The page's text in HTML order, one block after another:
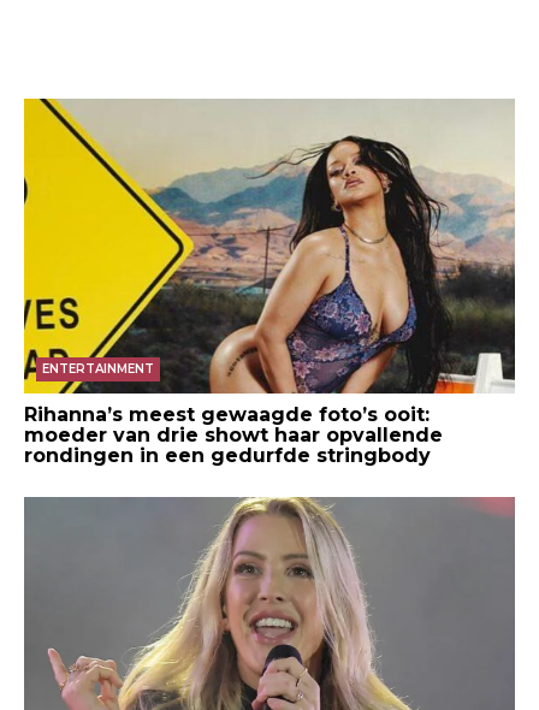
ENTERTAINMENT
Rihanna’s meest gewaagde foto’s ooit:
moeder van drie showt haar opvallende
rondingen in een gedurfde stringbody